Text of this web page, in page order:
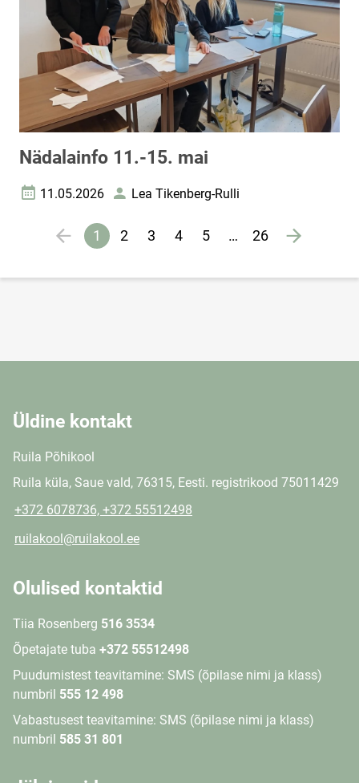
Nädalainfo 11.-15. mai
Loomise kuupäev
11.05.2026 AutorLea Tikenberg-Rulli
Lehekülgjaotus
Eelmine lehekülg
Praegune
1 Veebileht
2 Veebileht
3 Veebileht
4 Veebileht
5 … page
26 Järgmine
Üldine kontakt
Ruila Põhikool
Ruila küla, Saue vald, 76315, Eesti. registrikood 75011429
+372 6078736, +372 55512498
ruilakool@ruilakool.ee
Olulised kontaktid
Tiia Rosenberg 516 3534
Õpetajate tuba +372 55512498
Puudumistest teavitamine: SMS (õpilase nimi ja klass)
numbril 555 12 498
Vabastusest teavitamine: SMS (õpilase nimi ja klass)
numbril 585 31 801